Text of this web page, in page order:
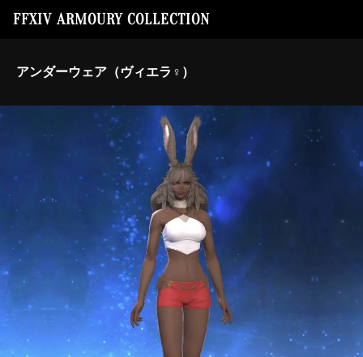
FFXIV ARMOURY COLLECTION
アンダーウェア（ヴィエラ♀）